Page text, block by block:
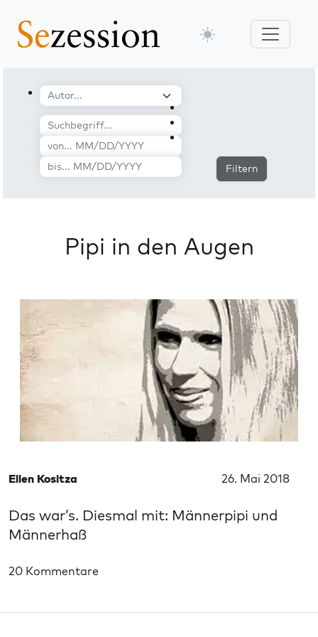
Filtern
Pipi in den Augen
Ellen Kositza 26. Mai 2018
Das war’s. Diesmal mit: Männerpipi und
Männerhaß
20 Kommentare